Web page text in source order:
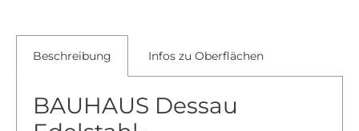
Beschreibung Infos zu Oberflächen
BAUHAUS Dessau